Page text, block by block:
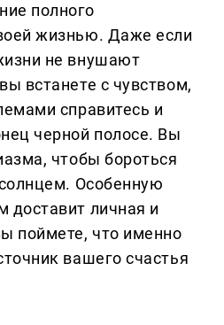
полного
жизнью. Даже если
не внушают
встанете с чувством,
справитесь и
черной полосе. Вы
чтобы бороться
Особенную
доставит личная и
поймете, что именно
вашего счастья